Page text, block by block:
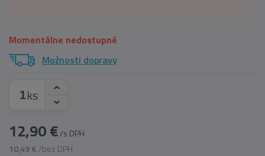
Momentálne nedostupné
Možnosti dopravy
ks
12,90 €/s DPH
10,49 € /bez DPH